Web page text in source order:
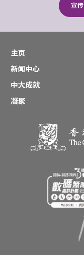
宣
主页
新闻中心
中大成就
凝聚